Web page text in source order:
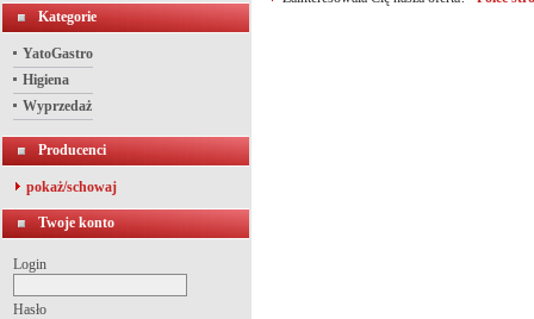
Kategorie
YatoGastro
Higiena
Wyprzedaż
Producenci
pokaż/schowaj
Twoje konto
Login
Hasło